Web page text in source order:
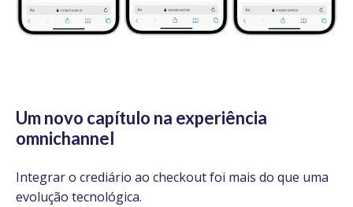
Um novo capítulo na experiência
omnichannel
Integrar o crediário ao checkout foi mais do que uma
evolução tecnológica.